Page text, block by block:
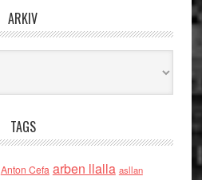
ARKIV
TAGS
Anton Cefa arben llalla asllan